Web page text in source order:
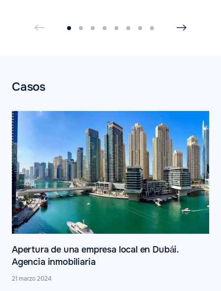
Casos
Apertura de una empresa local en Dubái.
Agencia inmobiliaria
21 marzo 2024